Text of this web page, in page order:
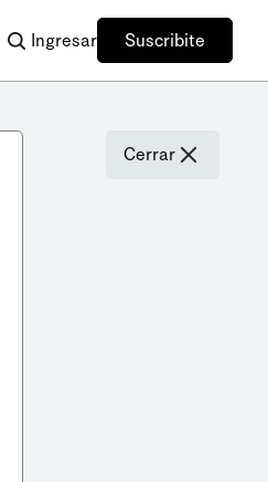
Ingresar Suscribite
Cerrar